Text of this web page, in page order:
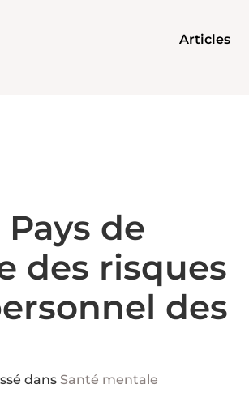
Articles
de
des risques
des
dans Santé mentale